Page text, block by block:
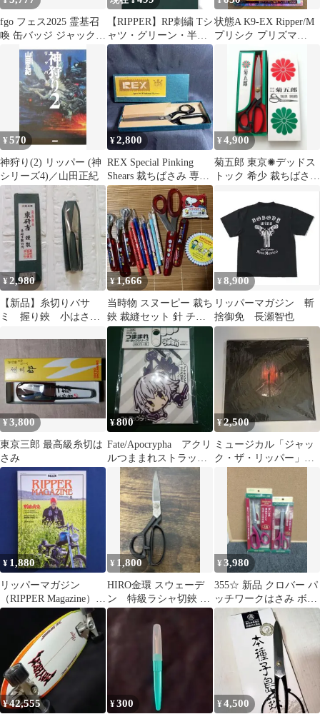
fgo フェス2025 霊基召
喚 缶バッジ ジャック
ザ リッパー
【RIPPER】RP刺繍 Tシ
ャツ・グリーン・半
袖・M・オーバーサイ
ズ・XL
状態A K9-EX Ripper/M
プリシク プリズマ
BPRO-JP043 遊戯王 デ
ュエルモンスターズ
¥570
神狩り(2) リッパー (神
シリーズ4)／山田正紀
¥2,800
REX Special Pinking
Shears 裁ちばさみ 専用
箱入り
¥4,900
菊五郎 東京✺デッドス
トック 希少 裁ちばさみ
¥2,980
【新品】糸切りバサ
ミ 握り鋏 小はさ
¥1,666
当時物 スヌーピー 裁ち
鋏 裁縫セット 針 チャ
コペン
¥ 8,900
リッパーマガジン 斬
捨御免 長瀬智也
¥3,800
東京三郎 最高級糸切は
さみ
¥800
Fate/Apocrypha アクリ
ルつままれストラッ
プ ジャック・ザ・リ
ッパー
¥2,500
ミュージカル「ジャッ
ク・ザ・リッパー」初
¥ 1,880
リッパーマガジン
（RIPPER Magazine）
Vol.13
¥ 1,800
HIRO金環 スウェーデ
ン 特級ラシャ切鋏 裁
縫道具 裁ち鋏 裁ちばさ
み 洋裁鋏
¥3,980
355☆ 新品 クロバー パ
ッチワークはさみ ボル
ドー セット
¥42,555 ¥300 ¥4,500